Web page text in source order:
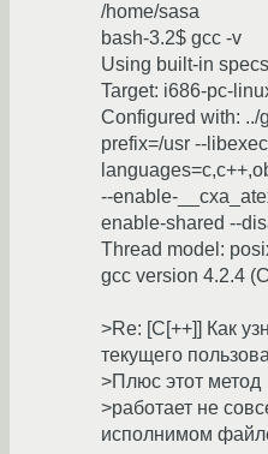
/home/sasa
bash-3.2$ gcc -v
Using built-in
Target: i686-pc-
Configured with: ../
prefix=/usr --
--enable-
enable-shared --
Thread model:
gcc version 4.2.4
>Re: [C[++]] Как
текущего
>Плюс этот метод
>работает не
исполнимом